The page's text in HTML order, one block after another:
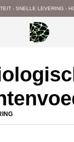
- SNELLE LEVERING -